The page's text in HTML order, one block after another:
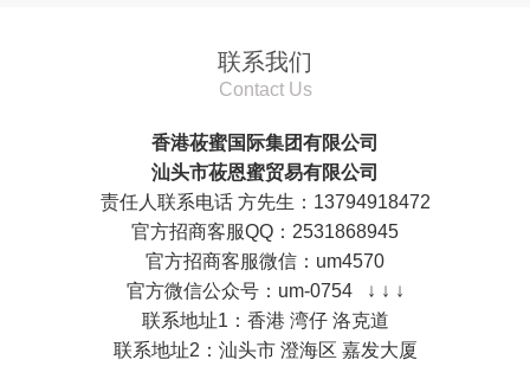
联系我们
Contact Us
香港莜蜜国际集团有限公司
汕头市莜恩蜜贸易有限公司
责任人联系电话 方先生：13794918472
官方招商客服QQ：2531868945
官方招商客服微信：um4570
官方微信公众号：um-0754 ↓ ↓ ↓
联系地址1：香港 湾仔 洛克道
联系地址2：汕头市 澄海区 嘉发大厦